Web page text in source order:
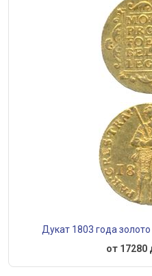
Дукат 1803 года
от 17280